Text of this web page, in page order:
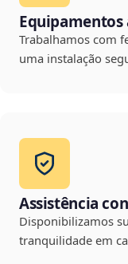
Equipamentos
Trabalhamos com
uma instalação
Assistência
Disponibilizamos
tranquilidade em